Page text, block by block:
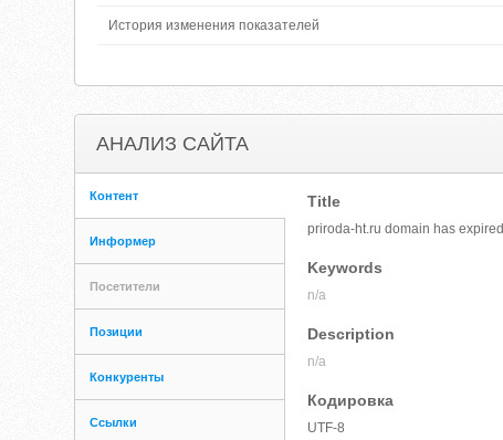
История изменения показателей
АНАЛИЗ САЙТА
Контент
Информер
Посетители
Позиции
Конкуренты
Ссылки
Title
priroda-ht.ru domain has expired
Keywords
n/a
Description
n/a
Кодировка
UTF-8